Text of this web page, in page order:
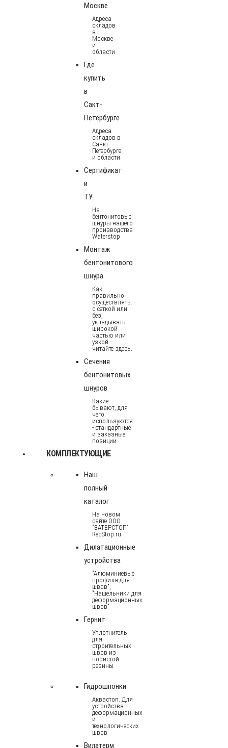
Москве
Адреса
складов
в
Москве
и
области
Где
купить
в
Сакт-
Петербурге
Адреса
складов в
Санкт-
Петербурге
и области
Сертификат
и
ТУ
На
бентонитовые
шнуры нашего
производства
Waterstop
Монтаж
бентонитового
шнура
Как
правильно
осуществлять:
с сеткой или
без,
укладывать
широкой
частью или
узкой -
читайте здесь.
Сечения
бентонитовых
шнуров
Какие
бывают, для
чего
используются
- стандартные
и заказные
позиции
КОМПЛЕКТУЮЩИЕ
Наш
полный
каталог
На новом
сайте ООО
"ВАТЕРСТОП"
RedStop.ru
Дилатационные
устройства
"Алюминиевые
профиля для
швов",
"Нащельники для
деформационных
швов"
Гернит
Уплотнитель
для
строительных
швов из
пористой
резины
Гидрошпонки
Аквастоп. Для
устройства
деформационных
и
технологических
швов
Вилатерм